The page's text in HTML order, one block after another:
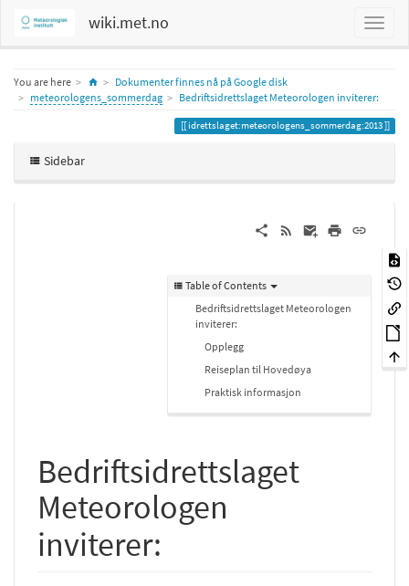
wiki.met.no
You are here HomeDokumenter finnes nå på Google disk
meteorologens_sommerdag
Bedriftsidrettslaget Meteorologen inviterer:
idrettslaget:meteorologens_sommerdag:2013
Sidebar
Table of Contents
Bedriftsidrettslaget Meteorologen
inviterer:
Opplegg
Reiseplan til Hovedøya
Praktisk informasjon
Bedriftsidrettslaget
Meteorologen
inviterer: